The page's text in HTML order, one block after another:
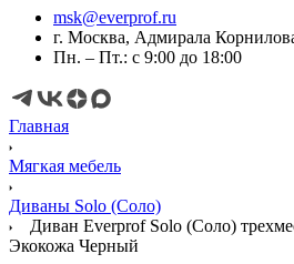
msk@everprof.ru
г. Москва, Адмирала
Пн. – Пт.: с 9:00 до 18:00
Главная
Мягкая мебель
Диваны Solo (Соло)
Диван Everprof Solo (Соло)
Экокожа Черный